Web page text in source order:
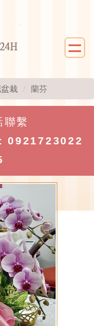
栽 蘭芬
聯繫
0921723022